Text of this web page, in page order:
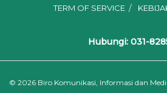
TERM OF SERVICE
Hubungi: 031-
© 2026 Biro Komunikasi, Informasi dan